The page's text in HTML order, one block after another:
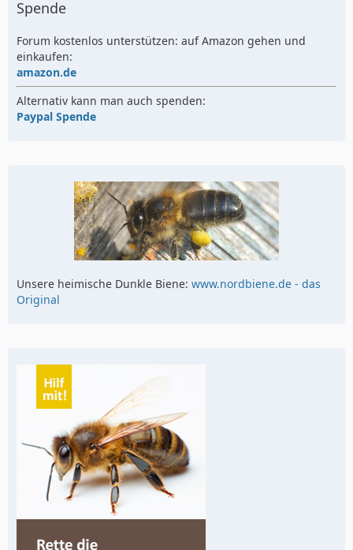
Spende
Forum kostenlos unterstützen: auf Amazon gehen und
einkaufen:
amazon.de
Alternativ kann man auch spenden:
Paypal Spende
Unsere heimische Dunkle Biene: www.nordbiene.de - das
Original